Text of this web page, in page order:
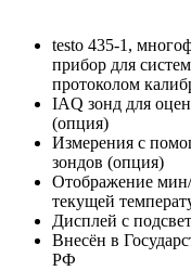
testo 435-­1,
прибор для
протоколом
IAQ зонд для
(опция)
Измерения с
зондов (опция)
Отображение
текущей
Дисплей с
Внесён в
РФ